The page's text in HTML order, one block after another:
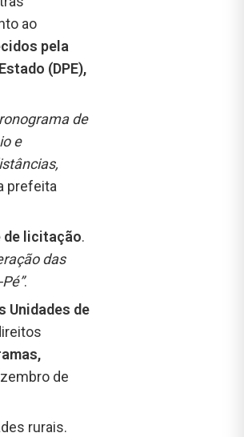
ao
pela
(DPE),
de
e
prefeita
de licitação.
das
.
Unidades de
de
rurais.